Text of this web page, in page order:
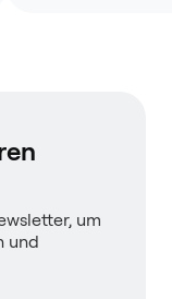
um
und